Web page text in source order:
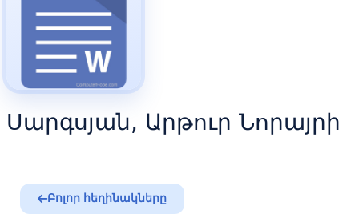
Սարգսյան, Արթուր Նորայրի
Բոլոր հեղինակները